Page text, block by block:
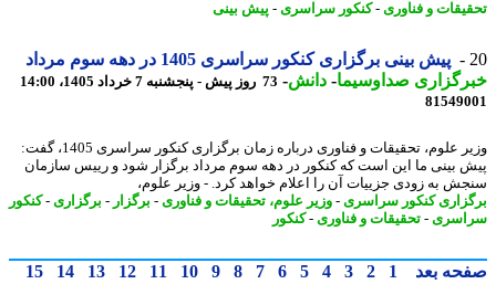
و فناوری- کنکور سراسری- پیش بینی
پیش بینی برگزاری کنکور سراسری 1405 در دهه سوم مرداد
صداوسیما-دانش -73 روز پیش - پنجشنبه 7 خرداد 1405، 14:00
وزیر علوم، تحقیقات و فناوری درباره زمان برگزاری کنکور سراسری 1405، گفت:
بینی ما این است که کنکور در دهه سوم مرداد برگزار شود و رییس سازمان
به زودی جزییات آن را اعلام خواهد کرد. - وزیر علوم،
کنکور سراسری- وزیر علوم، تحقیقات و فناوری- برگزار - برگزاری - کنکور
- تحقیقات و فناوری- کنکور
بعد 1
2
3
4
5
6
7
8
9
10
11
12
13
14
15